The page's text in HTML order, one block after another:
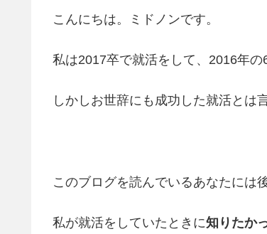
こんにちは。ミドノンです。
私は2017卒で就活をして、2016年の
しかしお世辞にも成功した就活とは
このブログを読んでいるあなたには
私が就活をしていたときに知りたか